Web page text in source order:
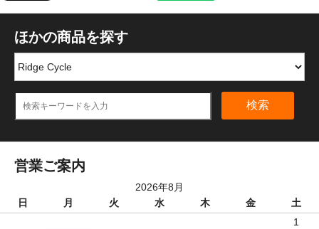
ほかの商品を探す
検索
営業ご案内
2026年8月
日
月 火 水 木 金
土
1